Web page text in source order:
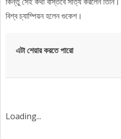
বিশ্ব চ্যাম্পিয়ন হলেন গুকেশ।
এটা শেয়ার করতে পারো
Loading...